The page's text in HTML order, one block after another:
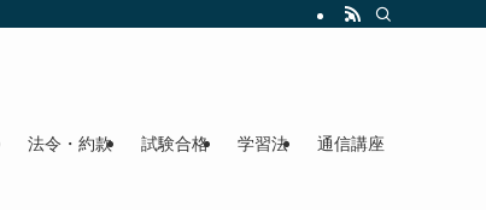
法令・約款 試験合格 学習法 通信講座